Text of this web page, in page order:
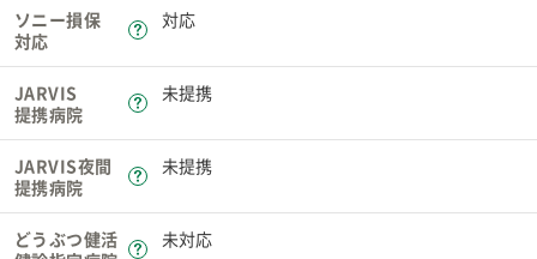
ソニー損保
対応
対応
JARVIS
提携病院
未提携
JARVIS夜間
提携病院
未提携
どうぶつ健活
未対応